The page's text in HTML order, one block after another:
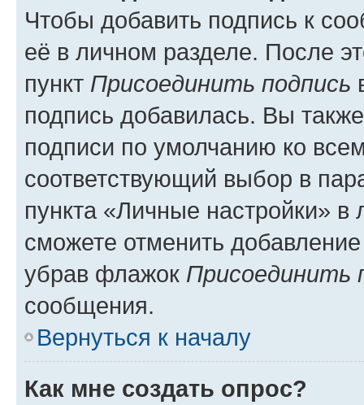
Чтобы добавить подпись к
её в личном разделе. После
пункт Присоединить подпись
подпись добавилась. Вы
подписи по умолчанию ко
соответствующий выбор в
пункта «Личные настройки»
сможете отменить
убрав флажок Присоединить
сообщения.
Вернуться к началу
Как мне создать опрос?